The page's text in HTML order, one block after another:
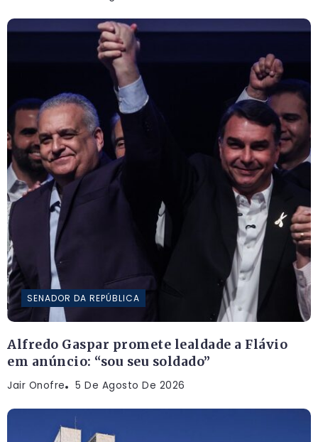
SENADOR DA REPÚBLICA
Alfredo Gaspar promete lealdade a Flávio
em anúncio: “sou seu soldado”
Jair Onofre 5 De Agosto De 2026